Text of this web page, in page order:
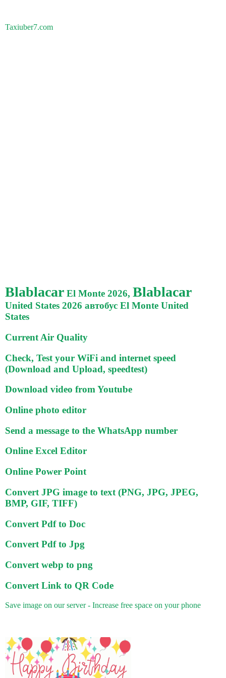
Taxiuber7.com
Blablacar El Monte 2026, Blablacar
United States 2026 автобус El Monte United
States
Current Air Quality
Check, Test your WiFi and internet speed
(Download and Upload, speedtest)
Download video from Youtube
Online photo editor
Send a message to the WhatsApp number
Online Excel Editor
Online Power Point
Convert JPG image to text (PNG, JPG, JPEG,
BMP, GIF, TIFF)
Convert Pdf to Doc
Convert Pdf to Jpg
Convert webp to png
Convert Link to QR Code
Save image on our server - Increase free space on your phone